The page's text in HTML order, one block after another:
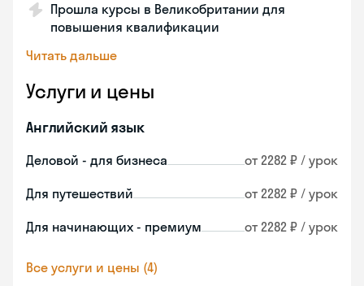
Прошла курсы в Великобритании для
повышения квалификации
Читать дальше
Услуги и цены
Английский язык
Деловой - для бизнеса от 2282 ₽ / урок
Для путешествий от 2282 ₽ / урок
Для начинающих - премиум от 2282 ₽ / урок
Все услуги и цены (4)